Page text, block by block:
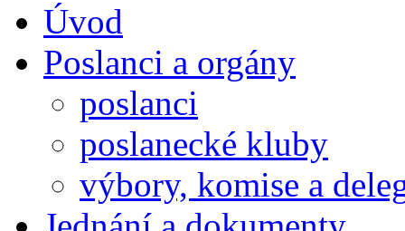
Úvod
Poslanci a orgány
poslanci
poslanecké kluby
výbory, komise a